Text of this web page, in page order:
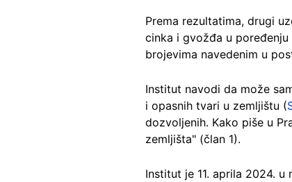
Prema rezultatima, drugi
cinka i gvožđa u
brojevima navedenim u
Institut navodi da može
i opasnih tvari u zemljištu (
dozvoljenih. Kako piše u
zemljišta" (član 1).
Institut je 11. aprila 2024.